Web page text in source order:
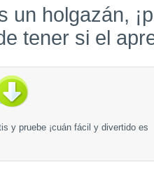
un holgazán,
tener si el
y pruebe ¡cuán fácil y divertido es